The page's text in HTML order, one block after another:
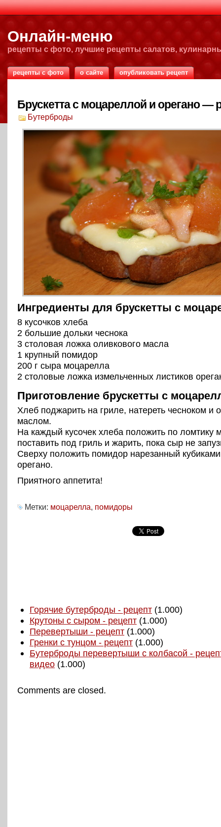
Онлайн-меню
рецепты с фото, лучшие рецепты салатов,
рецепты с фото о сайте опубликовать рецепт
Брускетта с моцареллой и орегано —
Бутерброды
Ингредиенты для брускетты с
8 кусочков хлеба
2 большие дольки чеснока
3 столовая ложка оливкового масла
1 крупный помидор
200 г сыра моцарелла
2 столовые ложка измельченных листиков
Приготовление брускетты с
Хлеб поджарить на гриле, натереть чесноком и
маслом.
На каждый кусочек хлеба положить по ломтику
поставить под гриль и жарить, пока сыр не
Сверху положить помидор нарезанный
орегано.
Приятного аппетита!
Метки: моцарелла, помидоры
Горячие бутерброды - рецепт (1.000)
Крутоны с сыром - рецепт (1.000)
Перевертыши - рецепт (1.000)
Гренки с тунцом - рецепт (1.000)
Бутерброды перевертыши с колбасой -
видео (1.000)
Comments are closed.